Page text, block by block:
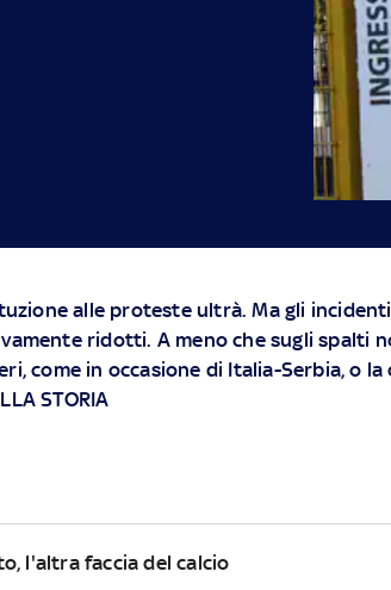
alle proteste ultrà. Ma gli
ridotti. A meno che sugli spalti
come in occasione di Italia-Serbia, o
STORIA
l'altra faccia del calcio